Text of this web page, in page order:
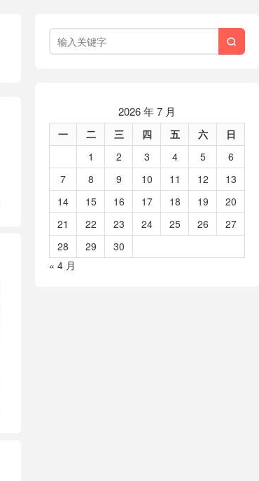

2026 年 7 月
一 二 三 四 五 六
日
1
2 3 4 5
6
7
8 9 10 11 12
13
14
15 16 17 18 19
20
21
22 23 24 25 26
27
28
29
30
« 4 月